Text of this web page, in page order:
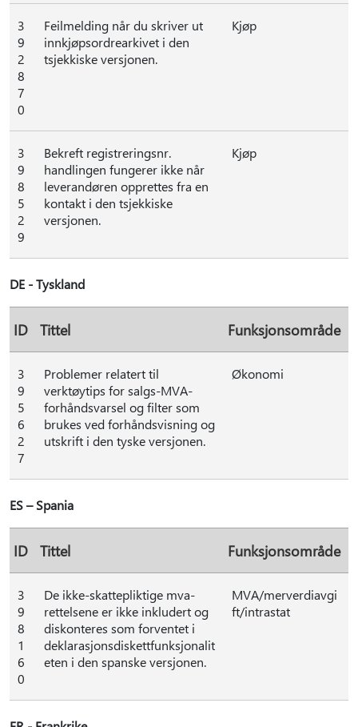
3
9
2
8
7
0
Feilmelding når du skriver ut
innkjøpsordrearkivet i den
tsjekkiske versjonen.
Kjøp
3
9
8
5
2
9
Bekreft registreringsnr.
handlingen fungerer ikke når
leverandøren opprettes fra en
kontakt i den tsjekkiske
versjonen.
Kjøp
DE - Tyskland
ID Tittel Funksjonsområde
3
9
5
6
2
7
Problemer relatert til
verktøytips for salgs-MVA-
forhåndsvarsel og filter som
brukes ved forhåndsvisning og
utskrift i den tyske versjonen.
Økonomi
ES – Spania
ID Tittel Funksjonsområde
3
9
8
1
6
0
De ikke-skattepliktige mva-
rettelsene er ikke inkludert og
diskonteres som forventet i
deklarasjonsdiskettfunksjonalit
eten i den spanske versjonen.
MVA/merverdiavgi
ft/intrastat